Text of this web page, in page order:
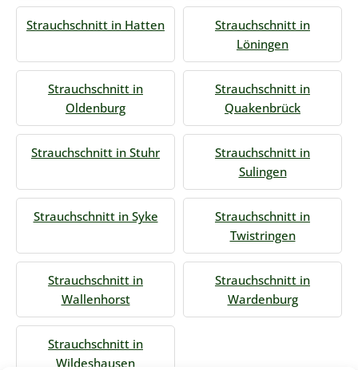
Strauchschnitt in Hatten
Strauchschnitt in
Löningen
Strauchschnitt in
Oldenburg
Strauchschnitt in
Quakenbrück
Strauchschnitt in Stuhr
Strauchschnitt in
Sulingen
Strauchschnitt in Syke
Strauchschnitt in
Twistringen
Strauchschnitt in
Wallenhorst
Strauchschnitt in
Wardenburg
Strauchschnitt in
Wildeshausen